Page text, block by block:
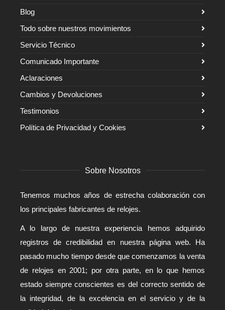
Blog
Todo sobre nuestros movimientos
Servicio Técnico
Comunicado Importante
Aclaraciones
Cambios y Devoluciones
Testimonios
Política de Privacidad y Cookies
Sobre Nosotros
Tenemos muchos años de estrecha colaboración con
los principales fabricantes de relojes.
A lo largo de nuestra experiencia hemos adquirido
registros de credibilidad en nuestra página web. Ha
pasado mucho tiempo desde que comenzamos la venta
de relojes en 2001; por otra parte, en lo que hemos
estado siempre conscientes es del correcto sentido de
la integridad, de la excelencia en el servicio y de la